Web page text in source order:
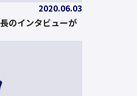
2020.06.03
のインタビューが